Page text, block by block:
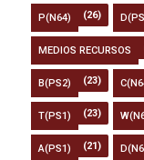
P(N64) (26)
MEDIOS RECURSOS
B(PS2) (23)
T(PS1) (23)
A(PS1) (21)